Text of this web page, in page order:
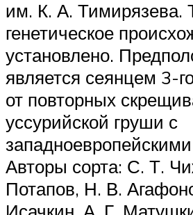
им. К. А. Тимирязева.
генетическое
установлено.
является сеянцем 3-
от повторных
уссурийской груши с
Авторы сорта: С. Т.
Потапов, Н. В.